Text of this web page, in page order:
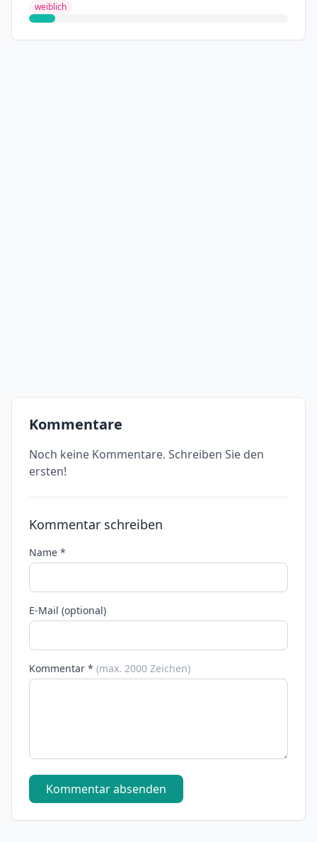
weiblich
Kommentare
Noch keine Kommentare. Schreiben Sie den
ersten!
Kommentar schreiben
Name *
E-Mail (optional)
Kommentar * (max. 2000 Zeichen)
Kommentar absenden